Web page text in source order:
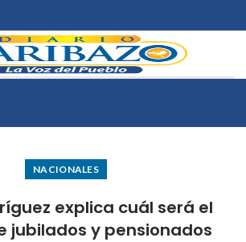
NACIONALES
explica cuál será el
jubilados y pensionados